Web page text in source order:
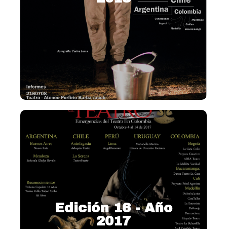
2018 – Teatro y ciudad,
escenas de utopía e
innovación.
Ver más
Edición 16 - Año
2017